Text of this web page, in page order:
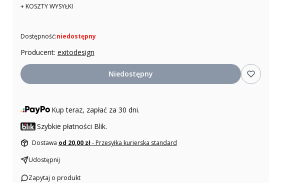
+ KOSZTY WYSYŁKI
Dostępność:niedostępny
Producent: exitodesign
Niedostępny
Kup teraz, zapłać za 30 dni.
Szybkie płatności Blik.
Dostawa od 20,00 zł- Przesyłka kurierska standard
Udostępnij
Zapytaj o produkt